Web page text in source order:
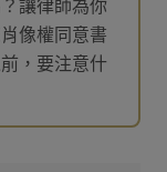
讓律師為你
像權同意書
，要注意什